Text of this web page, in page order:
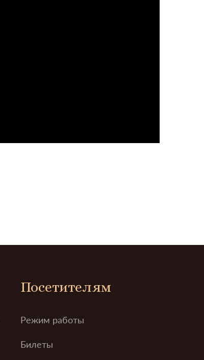
Посетителям
Режим работы
Билеты